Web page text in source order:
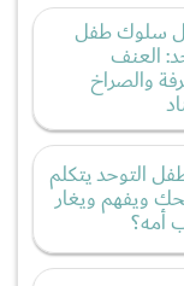
سلوك طفل
العنف
والصراخ
التوحد يتكلم
ويفهم ويغار
أمه؟